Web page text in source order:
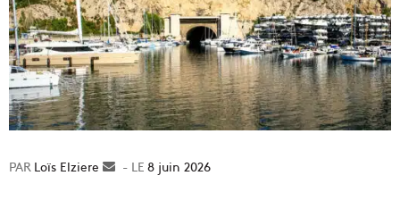
Loïs Elziere
Envoyer8 juin 2026